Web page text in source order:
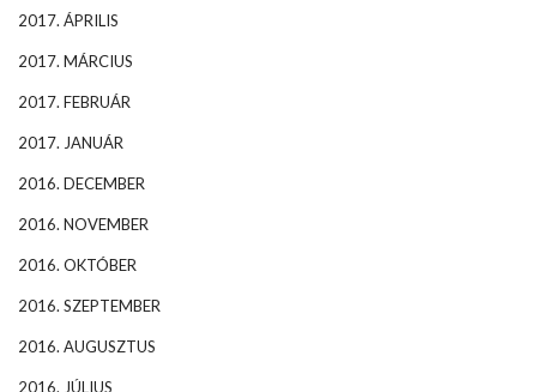
2017. ÁPRILIS
2017. MÁRCIUS
2017. FEBRUÁR
2017. JANUÁR
2016. DECEMBER
2016. NOVEMBER
2016. OKTÓBER
2016. SZEPTEMBER
2016. AUGUSZTUS
2016. JÚLIUS